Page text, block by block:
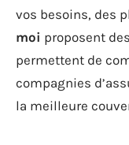
vos besoins, des
moi proposent
permettent de
compagnies
la meilleure